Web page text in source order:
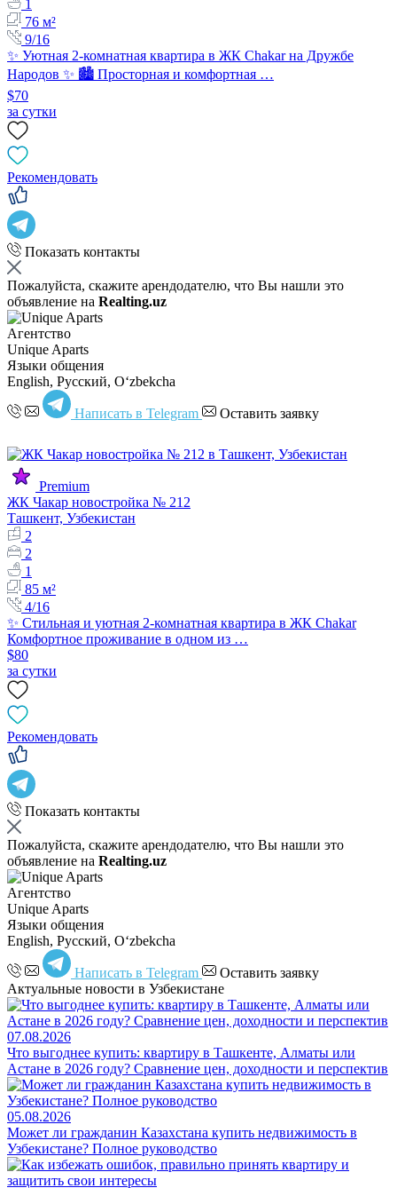
1
76 м²
9/16
✨ Уютная 2-комнатная квартира в ЖК Chakar на Дружбе
Народов ✨ 🏙️ Просторная и комфортная …
$70
за сутки
Рекомендовать
Показать контакты
Пожалуйста, скажите арендодателю, что Вы нашли это
объявление на Realting.uz
Агентство
Unique Aparts
Языки общения
English, Русский, Oʻzbekcha
Написать в Telegram Оставить заявку
Premium
ЖК Чакар новостройка № 212
Ташкент, Узбекистан
2
2
1
85 м²
4/16
✨ Стильная и уютная 2-комнатная квартира в ЖК Chakar
Комфортное проживание в одном из …
$80
за сутки
Рекомендовать
Показать контакты
Пожалуйста, скажите арендодателю, что Вы нашли это
объявление на Realting.uz
Агентство
Unique Aparts
Языки общения
English, Русский, Oʻzbekcha
Написать в Telegram
Оставить заявку
Актуальные новости в Узбекистане
07.08.2026
Что выгоднее купить: квартиру в Ташкенте, Алматы или
Астане в 2026 году? Сравнение цен, доходности и перспектив
05.08.2026
Может ли гражданин Казахстана купить недвижимость в
Узбекистане? Полное руководство